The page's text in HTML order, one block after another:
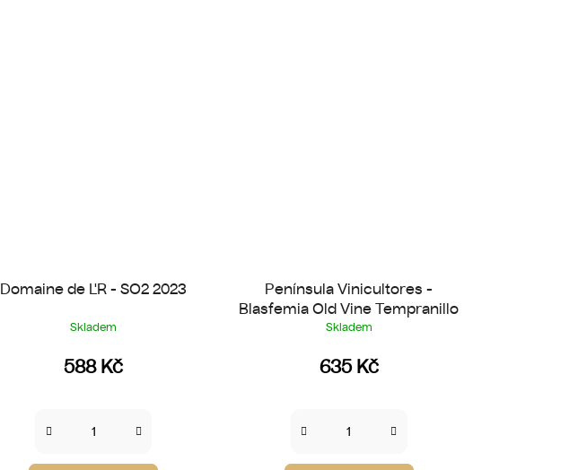
Domaine de L'R - SO2 2023
Skladem
588 Kč
Península Vinicultores -
Blasfemia Old Vine Tempranillo
Skladem
635 Kč